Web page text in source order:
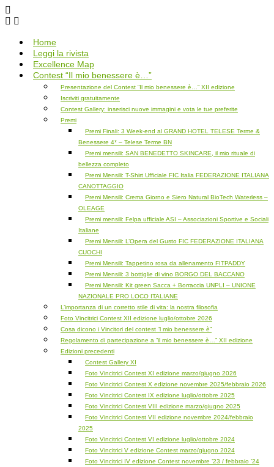
Salta
al
Home
Leggi la rivista
Excellence Map
Contest “Il mio benessere è…”
Presentazione del Contest “Il mio benessere è…” XII edizione
Iscriviti gratuitamente
Contest Gallery: inserisci nuove immagini e vota le tue preferite
Premi
Premi Finali: 3 Week-end al GRAND HOTEL TELESE Terme &
Benessere 4* – Telese Terme BN
Premi mensili: SAN BENEDETTO SKINCARE, il mio rituale di
bellezza completo
Premi Mensili: T-Shirt Ufficiale FIC Italia FEDERAZIONE ITALIANA
CANOTTAGGIO
Premi Mensili: Crema Giorno e Siero Natural BioTech Waterless –
OLEAGE
Premi mensili: Felpa ufficiale ASI – Associazioni Sportive e Sociali
Italiane
Premi Mensili: L’Opera del Gusto FIC FEDERAZIONE ITALIANA
CUOCHI
Premi Mensili: Tappetino rosa da allenamento FITPADDY
Premi Mensili: 3 bottiglie di vino BORGO DEL BACCANO
Premi Mensili: Kit green Sacca + Borraccia UNPLI – UNIONE
NAZIONALE PRO LOCO ITALIANE
L’importanza di un corretto stile di vita: la nostra filosofia
Foto Vincitrici Contest XII edizione luglio/ottobre 2026
Cosa dicono i Vincitori del contest “l mio benessere è”
Regolamento di partecipazione a “il mio benessere è…” XII edizione
Edizioni precedenti
Contest Gallery XI
Foto Vincitrici Contest XI edizione marzo/giugno 2026
Foto Vincitrici Contest X edizione novembre 2025/febbraio 2026
Foto Vincitrici Contest IX edizione luglio/ottobre 2025
Foto Vincitrici Contest VIII edizione marzo/giugno 2025
Foto Vincitrici Contest VII edizione novembre 2024/febbraio
2025
Foto Vincitrici Contest VI edizione luglio/ottobre 2024
Foto Vincitrici V edizione Contest marzo/giugno 2024
Foto Vincitrici IV edizione Contest novembre ’23 / febbraio ’24